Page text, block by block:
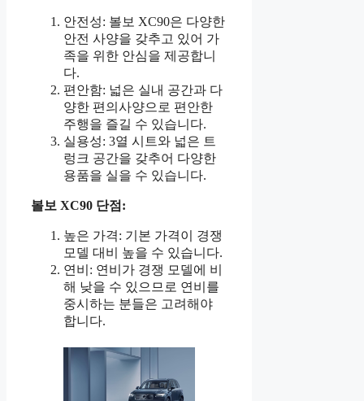
안전성: 볼보 XC90은 다양한
안전 사양을 갖추고 있어 가
족을 위한 안심을 제공합니
다.
편안함: 넓은 실내 공간과 다
양한 편의사양으로 편안한
주행을 즐길 수 있습니다.
실용성: 3열 시트와 넓은 트
렁크 공간을 갖추어 다양한
용품을 실을 수 있습니다.
볼보 XC90 단점:
높은 가격: 기본 가격이 경쟁
모델 대비 높을 수 있습니다.
연비: 연비가 경쟁 모델에 비
해 낮을 수 있으므로 연비를
중시하는 분들은 고려해야
합니다.